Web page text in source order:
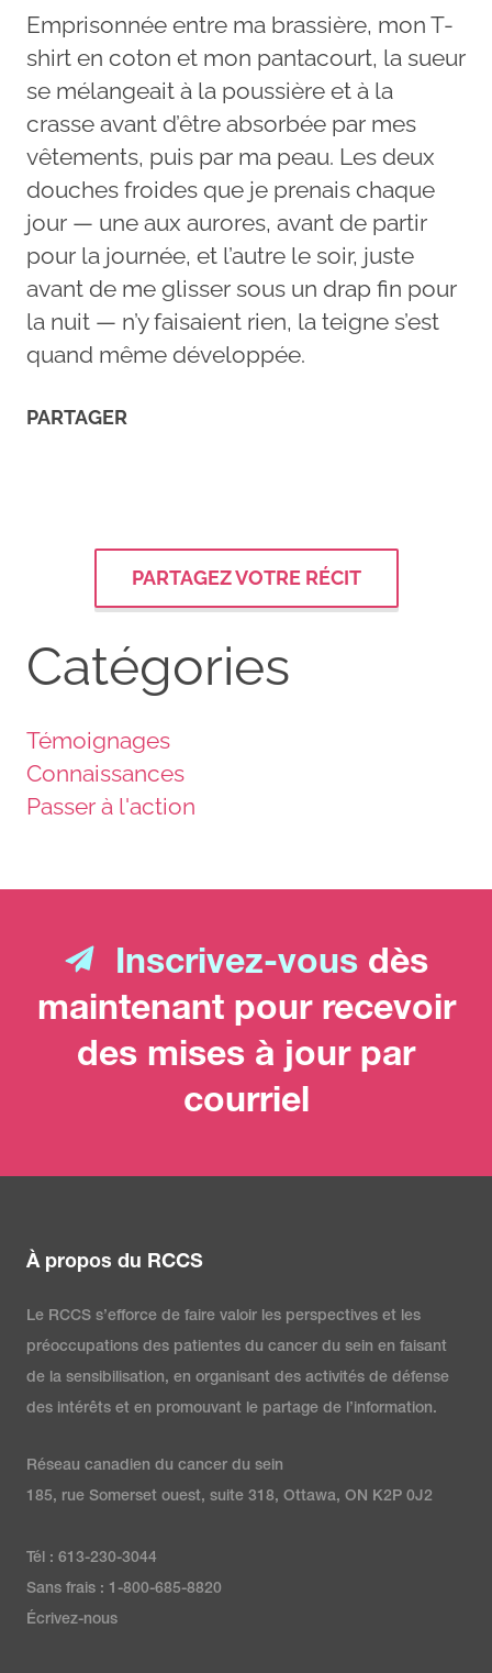
Emprisonnée entre ma brassière, mon T-
shirt en coton et mon pantacourt, la sueur
se mélangeait à la poussière et à la
crasse avant d’être absorbée par mes
vêtements, puis par ma peau. Les deux
douches froides que je prenais chaque
jour — une aux aurores, avant de partir
pour la journée, et l’autre le soir, juste
avant de me glisser sous un drap fin pour
la nuit — n’y faisaient rien, la teigne s’est
quand même développée.
PARTAGER
PARTAGEZ VOTRE RÉCIT
Catégories
Témoignages
Connaissances
Passer à l'action
Inscrivez-vous dès
maintenant pour recevoir
des mises à jour par
courriel
À propos du RCCS
Le RCCS s’efforce de faire valoir les perspectives et les
préoccupations des patientes du cancer du sein en faisant
de la sensibilisation, en organisant des activités de défense
des intérêts et en promouvant le partage de l’information.
Réseau canadien du cancer du sein
185, rue Somerset ouest, suite 318, Ottawa, ON K2P 0J2
Tél : 613-230-3044
Sans frais : 1-800-685-8820
Écrivez-nous